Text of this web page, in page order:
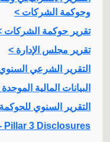
وحوكمة الشركات >
تقرير حوكمة الشركات
تقرير مجلس الإدارة >
التقرير الشرعي
البيانات المالية
التقرير السنوي
Pillar 3 Disclosures >